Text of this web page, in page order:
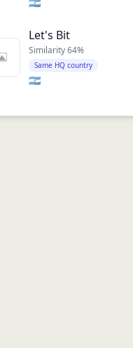
Let's Bit
Similarity64%
Same HQ country
🇦🇷